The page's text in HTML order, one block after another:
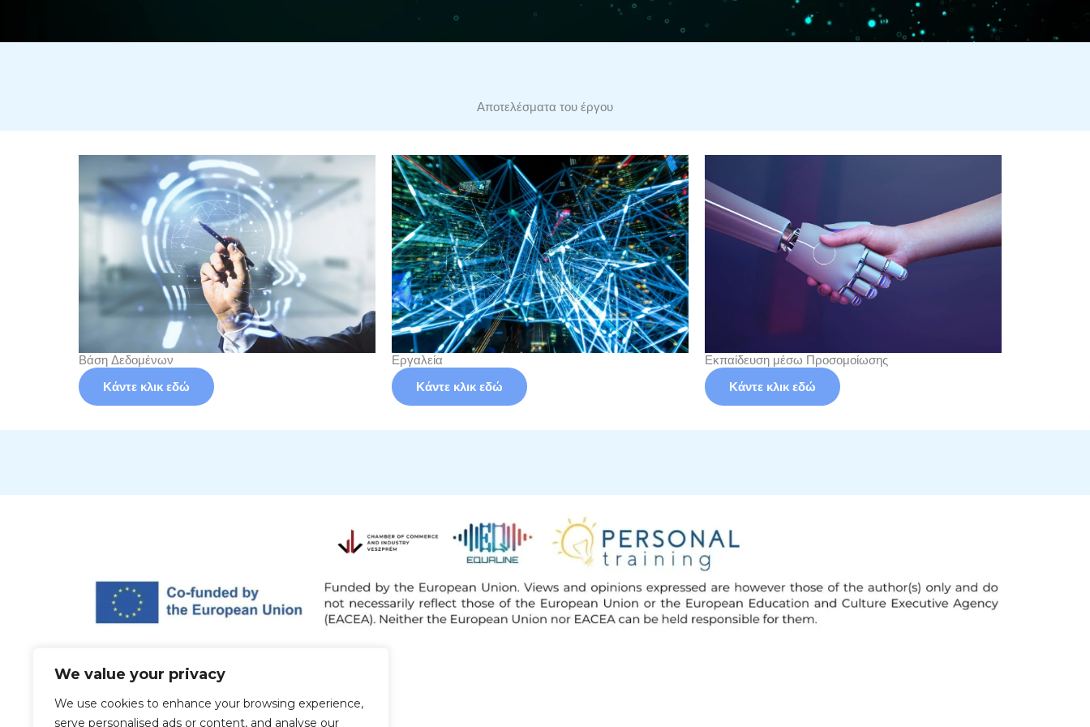
We value your privacy
We use cookies to enhance your browsing experience,
serve personalised ads or content, and analyse our
Αποτελέσματα του έργου
Βάση Δεδομένων
Κάντε κλικ εδώ
Εργαλεία
Κάντε κλικ εδώ
Εκπαίδευση μέσω Προσομοίωσης
Κάντε κλικ εδώ